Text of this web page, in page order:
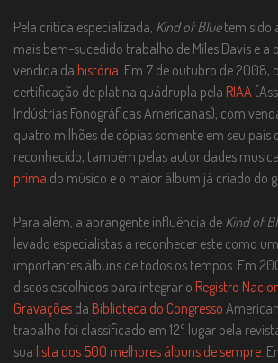
Pela crítica especializada, Kind of Bluetem sido
mais bem-sucedido trabalho de Miles Davis e a
vendida da história. Em 7 de outubro de 2008, o
certificação de platina quádrupla pela RIAA
Indústrias Fonográficas Americanas), com
quatro milhões de cópias somente em seu país
reconhecido, também pelas autoridades
prima do músico e o maior álbum já criado do
Para além, a abrangente influência de Kind of
levado especialistas a reconhecer este como
importantes álbuns de todos os tempos. Em
discos escolhidos para integrar o Registro
Gravações da Biblioteca do Congresso
trabalho foi classificado em 12º lugar pela
sua lista dos 500 melhores álbuns de sempre.